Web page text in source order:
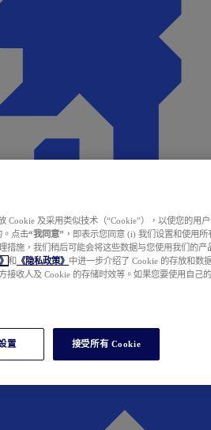
Cookie 及采用类似技术（“Cookie”），以使您的用
。点击“我同意” ，即表示您同意 (i) 我们设置和使用
措施，我们稍后可能会将这些数据与您使用我们的产
和 《隐私政策》 中进一步介绍了 Cookie 的存放和数
接收人及 Cookie 的存储时效等。如果您要使用自己
置 接受所有 Cookie